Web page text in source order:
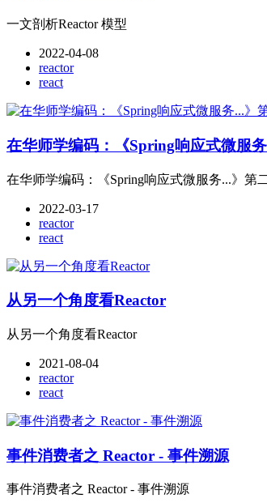
一文剖析Reactor 模型
2022-04-08
reactor
react
在华师学编码：《Spring响应式微服
在华师学编码：《Spring响应式微服务...》第
2022-03-17
reactor
react
从另一个角度看Reactor
从另一个角度看Reactor
2021-08-04
reactor
react
事件消费者之 Reactor - 事件溯源
事件消费者之 Reactor - 事件溯源